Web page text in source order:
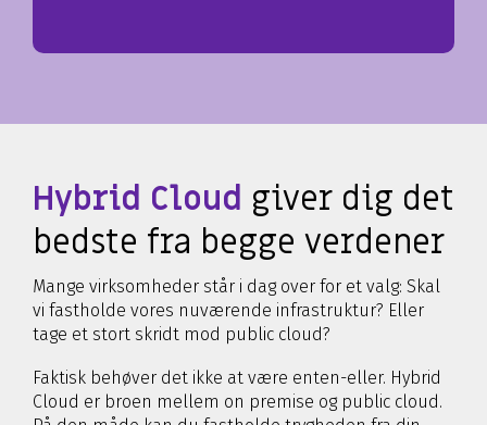
Hybrid Cloud giver dig det
bedste fra begge verdener
Mange virksomheder står i dag over for et valg: Skal
vi fastholde vores nuværende infrastruktur? Eller
tage et stort skridt mod public cloud?
Faktisk behøver det ikke at være enten-eller. Hybrid
Cloud er broen mellem on premise og public cloud.